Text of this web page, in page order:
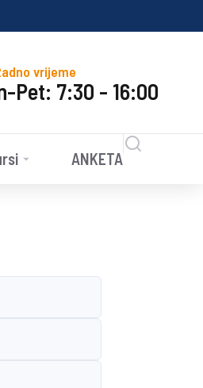
vrijeme
Pet: 7:30 - 16:00
ANKETA